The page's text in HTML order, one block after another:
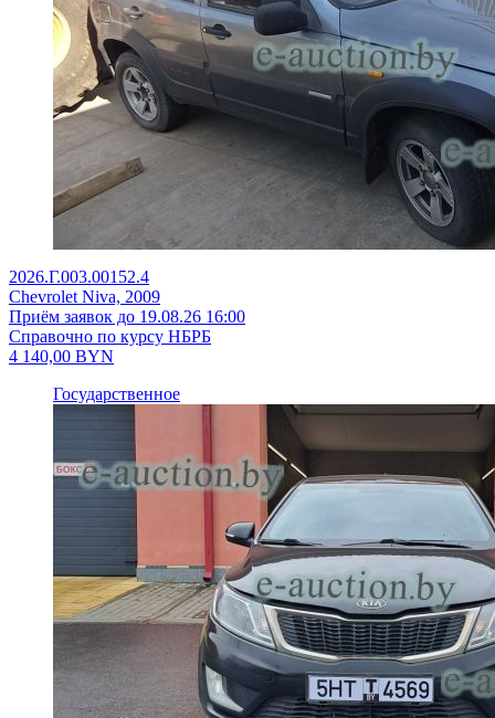
2026.Г.003.00152.4
Chevrolet Niva, 2009
Приём заявок до 19.08.26 16:00
Справочно по курсу НБРБ
4 140,00 BYN
Государственное